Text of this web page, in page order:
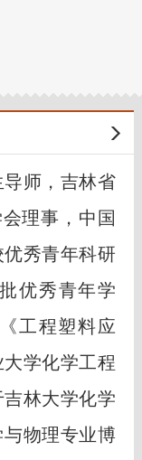
师，吉林省
理事， 中国
秀青年科研
优秀青年学
工程塑料应
学化学工程
林大学化学
与物理专业博